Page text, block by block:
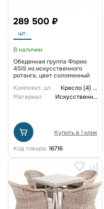
289 500 ₽
шт.
В наличии
Обеденная группа Форио
4SIS из искусственного
ротанга, цвет соломенный
Комплект, шт.
Кресло (4) ...
Материал
Искусственный ротанг
Купить в 1 клик
Код товара: 16716